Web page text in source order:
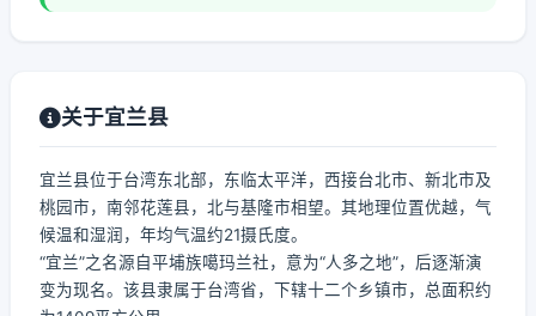
关于宜兰县
宜兰县位于台湾东北部，东临太平洋，西接台北市、新北市及
桃园市，南邻花莲县，北与基隆市相望。其地理位置优越，气
候温和湿润，年均气温约21摄氏度。
“宜兰”之名源自平埔族噶玛兰社，意为“人多之地”，后逐渐演
变为现名。该县隶属于台湾省，下辖十二个乡镇市，总面积约